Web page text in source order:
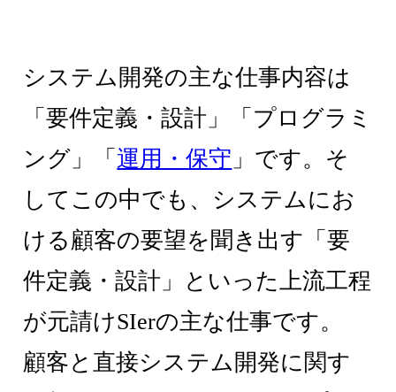
システム開発の主な仕事内容は
「要件定義・設計」「プログラミ
ング」「運用・保守 」です。そ
してこの中でも、システムにお
ける顧客の要望を聞き出す「要
件定義・設計」といった上流工程
が元請けSIerの主な仕事です。
顧客と直接システム開発に関す